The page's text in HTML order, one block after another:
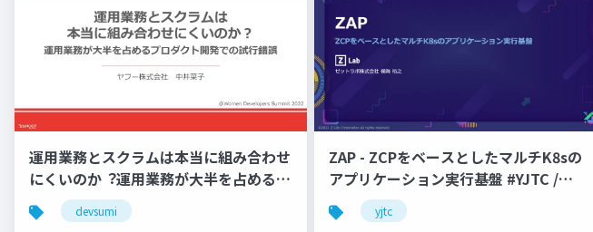
運用業務とスクラムは本当に組み合わせ
にくいのか︖運用業務が大半を占めるプ
ロダクト開発での試行錯誤
devsumi
ZAP - ZCPをベースとしたマルチK8sの
アプリケーション実行基盤 #YJTC /
YJTC21 B-3
yjtc